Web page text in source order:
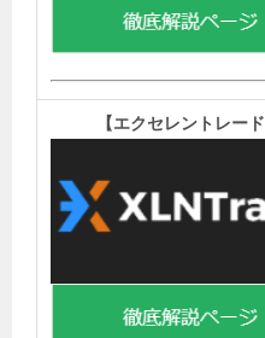
【エクセレントレード